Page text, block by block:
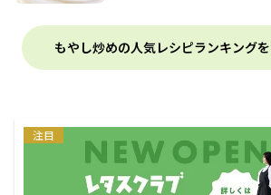
もやし炒めの人気レシピランキング
注目